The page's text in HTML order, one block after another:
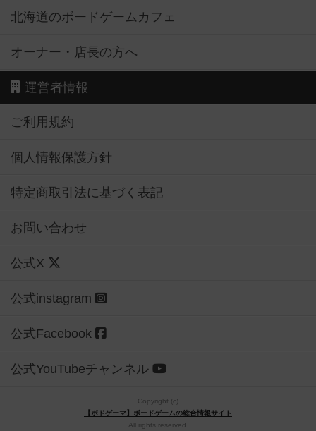
北海道のボードゲームカフェ
オーナー・店長の方へ
運営者情報
ご利用規約
個人情報保護方針
特定商取引法に基づく表記
お問い合わせ
公式X
公式instagram
公式Facebook
公式YouTubeチャンネル
Copyright (c)
【ボドゲーマ】ボードゲームの総合情報サイト
All rights reserved.